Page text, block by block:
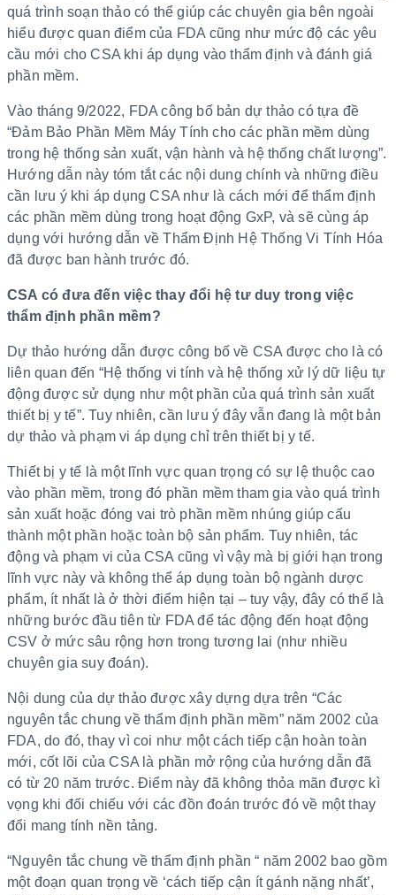
quá trình soạn thảo có thể giúp các chuyên gia bên ngoài
hiểu được quan điểm của FDA cũng như mức độ các yêu
cầu mới cho CSA khi áp dụng vào thẩm định và đánh giá
phần mềm.
Vào tháng 9/2022, FDA công bố bản dự thảo có tựa đề
“Đảm Bảo Phần Mềm Máy Tính cho các phần mềm dùng
trong hệ thống sản xuất, vận hành và hệ thống chất lượng”.
Hướng dẫn này tóm tắt các nội dung chính và những điều
cần lưu ý khi áp dụng CSA như là cách mới để thẩm định
các phần mềm dùng trong hoạt động GxP, và sẽ cùng áp
dụng với hướng dẫn về Thẩm Định Hệ Thống Vi Tính Hóa
đã được ban hành trước đó.
CSA có đưa đến việc thay đổi hệ tư duy trong việc
thẩm định phần mềm?
Dự thảo hướng dẫn được công bố về CSA được cho là có
liên quan đến “Hệ thống vi tính và hệ thống xử lý dữ liệu tự
động được sử dụng như một phần của quá trình sản xuất
thiết bị y tế”. Tuy nhiên, cần lưu ý đây vẫn đang là một bản
dự thảo và phạm vi áp dụng chỉ trên thiết bị y tế.
Thiết bị y tế là một lĩnh vực quan trọng có sự lệ thuộc cao
vào phần mềm, trong đó phần mềm tham gia vào quá trình
sản xuất hoặc đóng vai trò phần mềm nhúng giúp cấu
thành một phần hoặc toàn bộ sản phẩm. Tuy nhiên, tác
động và phạm vi của CSA cũng vì vậy mà bị giới hạn trong
lĩnh vực này và không thể áp dụng toàn bộ ngành dược
phẩm, ít nhất là ở thời điểm hiện tại – tuy vậy, đây có thể là
những bước đầu tiên từ FDA để tác động đến hoạt động
CSV ở mức sâu rộng hơn trong tương lai (như nhiều
chuyên gia suy đoán).
Nội dung của dự thảo được xây dựng dựa trên “Các
nguyên tắc chung về thẩm định phần mềm” năm 2002 của
FDA, do đó, thay vì coi như một cách tiếp cận hoàn toàn
mới, cốt lõi của CSA là phần mở rộng của hướng dẫn đã
có từ 20 năm trước. Điểm này đã không thỏa mãn được kì
vọng khi đối chiếu với các đồn đoán trước đó về một thay
đổi mang tính nền tảng.
“Nguyên tắc chung về thẩm định phần “ năm 2002 bao gồm
một đoạn quan trọng về ‘cách tiếp cận ít gánh nặng nhất’,